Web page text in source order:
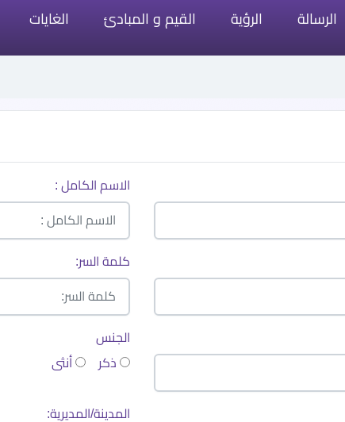
الرسالة الرؤية القيم و المبادئ الغايات
الاسم الكامل :
كلمة السر:
الجنس
ذكر
أنثى
المدينة/المديرية: